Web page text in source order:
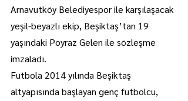
Arnavutköy Belediyespor ile karşılaşacak
yeşil-beyazlı ekip, Beşiktaş’tan 19
yaşındaki Poyraz Gelen ile sözleşme
imzaladı.
Futbola 2014 yılında Beşiktaş
altyapısında başlayan genç futbolcu,